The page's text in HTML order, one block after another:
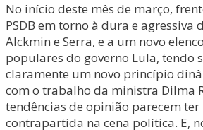
No início deste mês de março,
PSDB em torno à dura e agressiva
Alckmin e Serra, e a um novo
populares do governo Lula, tendo
claramente um novo princípio
com o trabalho da ministra Dilma
tendências de opinião parecem
contrapartida na cena política. E,